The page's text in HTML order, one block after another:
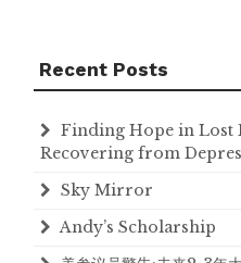
Recent Posts
Finding Hope in Lost
Recovering from
Sky Mirror
Andy’s Scholarship